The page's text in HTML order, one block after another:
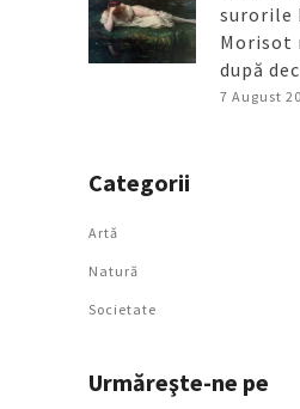
surorile
Morisot
după
7 August
Categorii
Artǎ
Natură
Societate
Urmăreşte-ne pe